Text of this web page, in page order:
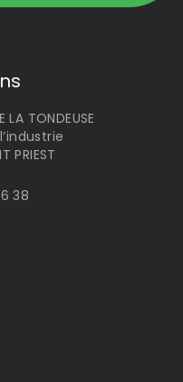
LA TONDEUSE
PRIEST
38